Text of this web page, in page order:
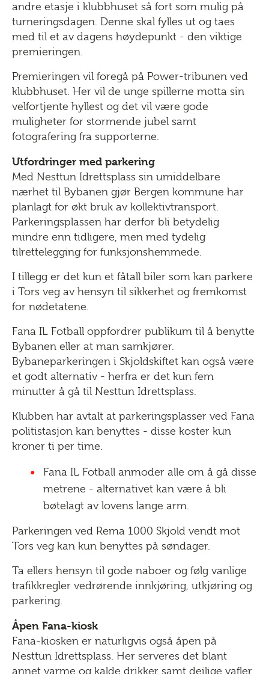
andre etasje i klubbhuset så fort som mulig på
turneringsdagen. Denne skal fylles ut og taes
med til et av dagens høydepunkt - den viktige
premieringen.
Premieringen vil foregå på Power-tribunen ved
klubbhuset. Her vil de unge spillerne motta sin
velfortjente hyllest og det vil være gode
muligheter for stormende jubel samt
fotografering fra supporterne.
Utfordringer med parkering
Med Nesttun Idrettsplass sin umiddelbare
nærhet til Bybanen gjør Bergen kommune har
planlagt for økt bruk av kollektivtransport.
Parkeringsplassen har derfor bli betydelig
mindre enn tidligere, men med tydelig
tilrettelegging for funksjonshemmede.
I tillegg er det kun et fåtall biler som kan parkere
i Tors veg av hensyn til sikkerhet og fremkomst
for nødetatene.
Fana IL Fotball oppfordrer publikum til å benytte
Bybanen eller at man samkjører.
Bybaneparkeringen i Skjoldskiftet kan også være
et godt alternativ - herfra er det kun fem
minutter å gå til Nesttun Idrettsplass.
Klubben har avtalt at parkeringsplasser ved Fana
politistasjon kan benyttes - disse koster kun
kroner ti per time.
Fana IL Fotball anmoder alle om å gå disse
metrene - alternativet kan være å bli
bøtelagt av lovens lange arm.
Parkeringen ved Rema 1000 Skjold vendt mot
Tors veg kan kun benyttes på søndager.
Ta ellers hensyn til gode naboer og følg vanlige
trafikkregler vedrørende innkjøring, utkjøring og
parkering.
Åpen Fana-kiosk
Fana-kiosken er naturligvis også åpen på
Nesttun Idrettsplass. Her serveres det blant
annet varme og kalde drikker samt deilige vafler